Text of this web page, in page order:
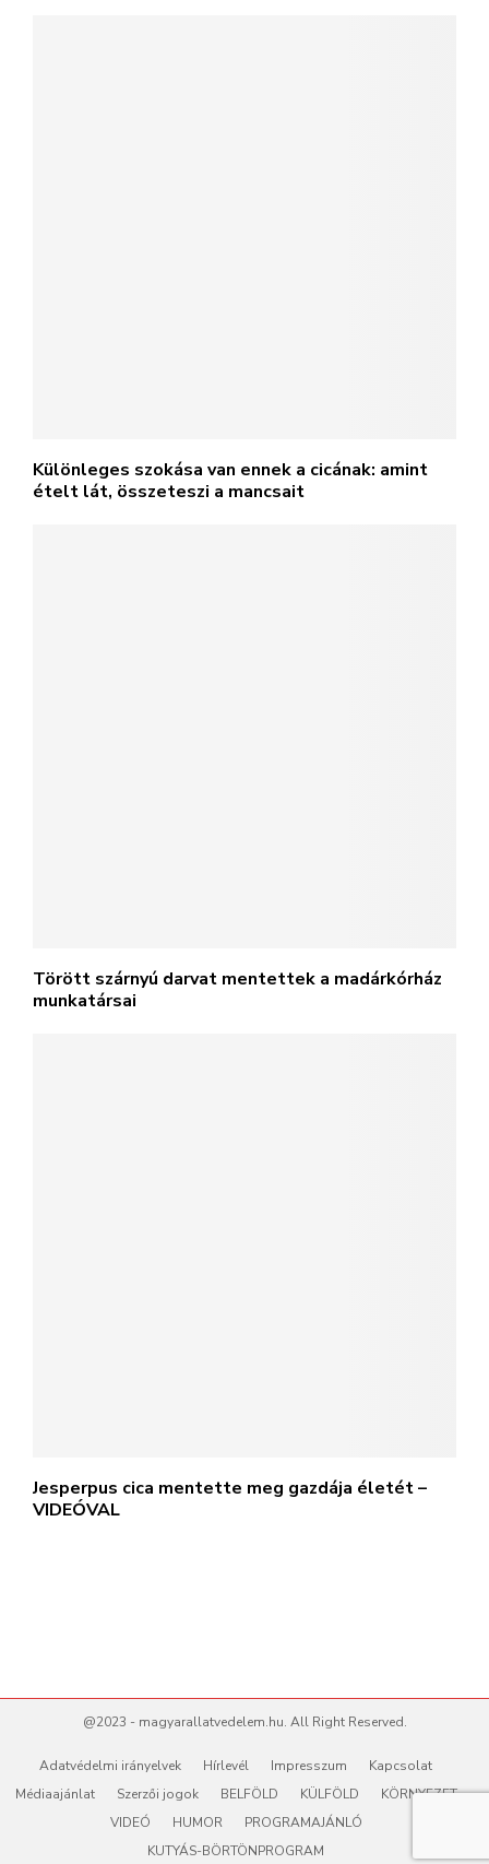
Különleges szokása van ennek a cicának: amint
ételt lát, összeteszi a mancsait
Törött szárnyú darvat mentettek a madárkórház
munkatársai
Jesperpus cica mentette meg gazdája életét –
VIDEÓVAL
@2023 - magyarallatvedelem.hu. All Right Reserved.
Adatvédelmi irányelvek Hírlevél Impresszum
Kapcsolat
Médiaajánlat
Szerzői jogok BELFÖLD KÜLFÖLD
KÖRNYEZET
VIDEÓ
HUMOR
PROGRAMAJÁNLÓ
KUTYÁS-BÖRTÖNPROGRAM